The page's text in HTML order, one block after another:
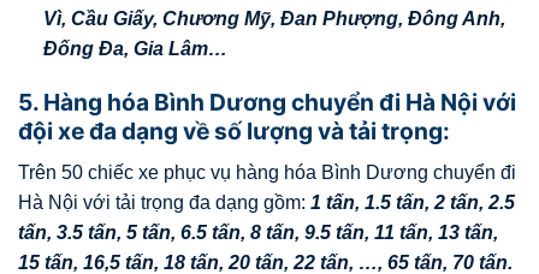
Vì, Cầu Giấy, Chương Mỹ, Đan Phượng, Đông Anh,
Đống Đa, Gia Lâm…
5. Hàng hóa Bình Dương chuyển đi Hà Nội với
đội xe đa dạng về số lượng và tải trọng:
Trên 50 chiếc xe phục vụ hàng hóa Bình Dương chuyển đi
Hà Nội với tải trọng đa dạng gồm: 1 tấn, 1.5 tấn, 2 tấn, 2.5
tấn, 3.5 tấn, 5 tấn, 6.5 tấn, 8 tấn, 9.5 tấn, 11 tấn, 13 tấn,
15 tấn, 16,5 tấn, 18 tấn, 20 tấn, 22 tấn, …, 65 tấn, 70 tấn.